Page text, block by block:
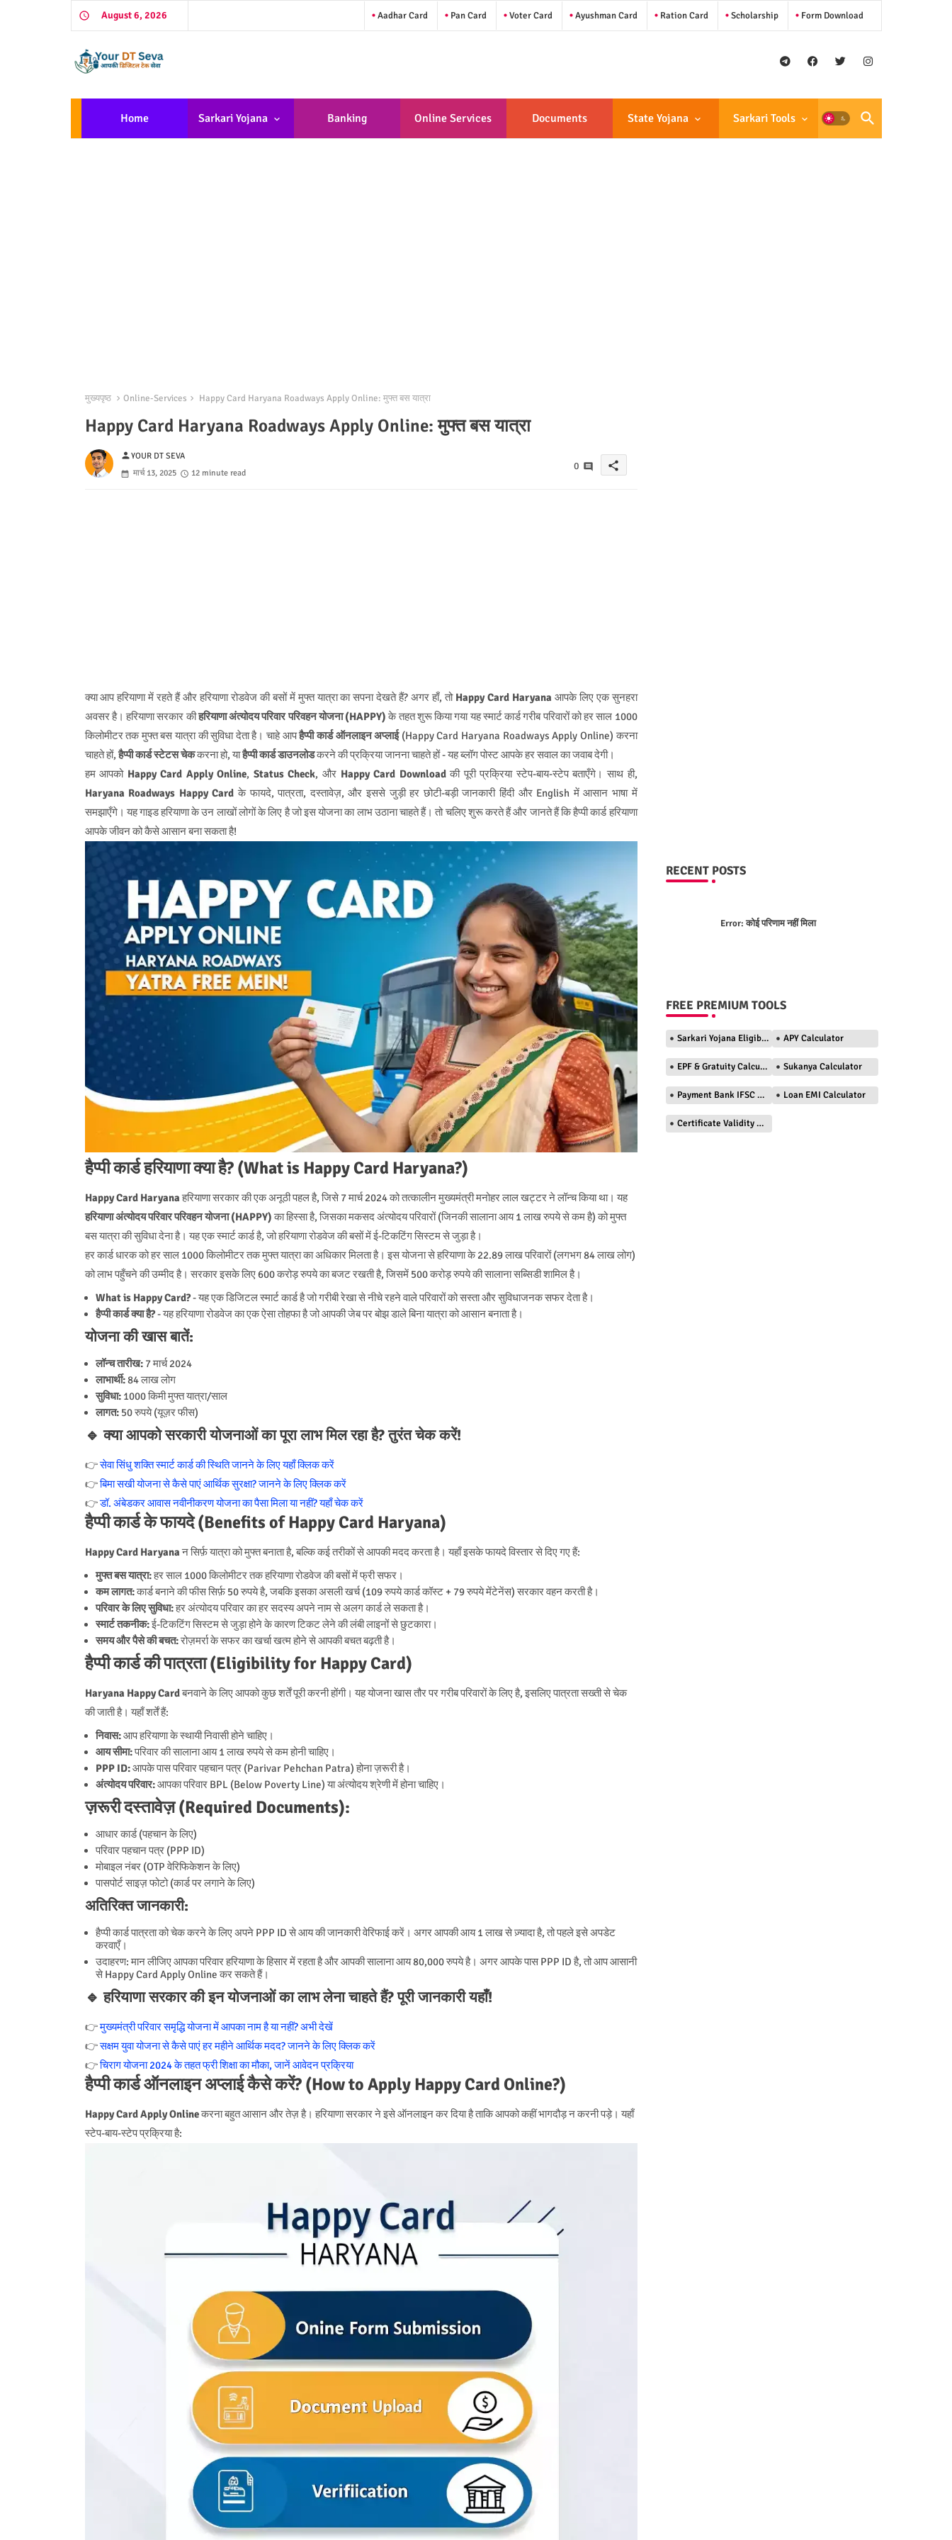
August 6, 2026 Aadhar Card Pan Card Voter Card Ayushman Card Ration Card Scholarship Form Download
Home Sarkari Yojana Banking Online Services Documents State Yojana Sarkari Tools
मुख्यपृष्ठ Online-Services Happy Card Haryana Roadways Apply Online: मुफ्त बस यात्रा
Happy Card Haryana Roadways Apply Online: मुफ्त बस यात्रा
personYOUR DT SEVA
मार्च 13, 2025
12 minute read
0 share
क्या आप हरियाणा में रहते हैं और हरियाणा रोडवेज की बसों में मुफ्त यात्रा का सपना देखते हैं? अगर हाँ, तो Happy Card Haryana आपके लिए एक सुनहरा
अवसर है। हरियाणा सरकार कीहरियाणा अंत्योदय परिवार परिवहन योजना (HAPPY)के तहत शुरू किया गया यह स्मार्ट कार्ड गरीब परिवारों को हर साल 1000
किलोमीटर तक मुफ्त बस यात्रा की सुविधा देता है। चाहे आपहैप्पी कार्ड ऑनलाइन अप्लाई(Happy Card Haryana Roadways Apply Online) करना
चाहते हों,हैप्पी कार्ड स्टेटस चेककरना हो, याहैप्पी कार्ड डाउनलोडकरने की प्रक्रिया जानना चाहते हों - यह ब्लॉग पोस्ट आपके हर सवाल का जवाब देगी।
हम आपको Happy Card Apply Online, Status Check, और Happy Card Downloadकी पूरी प्रक्रिया स्टेप-बाय-स्टेप बताएँगे। साथ ही,
Haryana Roadways Happy Card के फायदे, पात्रता, दस्तावेज़, और इससे जुड़ी हर छोटी-बड़ी जानकारी हिंदी और English में आसान भाषा में
समझाएँगे। यह गाइड हरियाणा के उन लाखों लोगों के लिए है जो इस योजना का लाभ उठाना चाहते हैं। तो चलिए शुरू करते हैं और जानते हैं कि हैप्पी कार्ड हरियाणा
आपके जीवन को कैसे आसान बना सकता है!
हैप्पी कार्ड हरियाणा क्या है? (What is Happy Card Haryana?)
Happy Card Haryanaहरियाणा सरकार की एक अनूठी पहल है, जिसे 7 मार्च 2024 को तत्कालीन मुख्यमंत्री मनोहर लाल खट्टर ने लॉन्च किया था। यह
हरियाणा अंत्योदय परिवार परिवहन योजना (HAPPY)का हिस्सा है, जिसका मकसद अंत्योदय परिवारों (जिनकी सालाना आय 1 लाख रुपये से कम है) को मुफ्त
बस यात्रा की सुविधा देना है। यह एक स्मार्ट कार्ड है, जो हरियाणा रोडवेज की बसों में ई-टिकटिंग सिस्टम से जुड़ा है।
हर कार्ड धारक को हर साल 1000 किलोमीटर तक मुफ्त यात्रा का अधिकार मिलता है। इस योजना से हरियाणा के 22.89 लाख परिवारों (लगभग 84 लाख लोग)
को लाभ पहुँचने की उम्मीद है। सरकार इसके लिए 600 करोड़ रुपये का बजट रखती है, जिसमें 500 करोड़ रुपये की सालाना सब्सिडी शामिल है।
What is Happy Card?- यह एक डिजिटल स्मार्ट कार्ड है जो गरीबी रेखा से नीचे रहने वाले परिवारों को सस्ता और सुविधाजनक सफर देता है।
हैप्पी कार्ड क्या है?- यह हरियाणा रोडवेज का एक ऐसा तोहफा है जो आपकी जेब पर बोझ डाले बिना यात्रा को आसान बनाता है।
योजना की खास बातें:
लॉन्च तारीख:7 मार्च 2024
लाभार्थी:84 लाख लोग
सुविधा:1000 किमी मुफ्त यात्रा/साल
लागत:50 रुपये (यूज़र फीस)
🔹क्या आपको सरकारी योजनाओं का पूरा लाभ मिल रहा है? तुरंत चेक करें!
👉सेवा सिंधु शक्ति स्मार्ट कार्ड की स्थिति जानने के लिए यहाँ क्लिक करें
👉बिमा सखी योजना से कैसे पाएं आर्थिक सुरक्षा? जानने के लिए क्लिक करें
👉डॉ. अंबेडकर आवास नवीनीकरण योजना का पैसा मिला या नहीं? यहाँ चेक करें
हैप्पी कार्ड के फायदे (Benefits of Happy Card Haryana)
Happy Card Haryanaन सिर्फ़ यात्रा को मुफ्त बनाता है, बल्कि कई तरीकों से आपकी मदद करता है। यहाँ इसके फायदे विस्तार से दिए गए हैं:
मुफ्त बस यात्रा:हर साल 1000 किलोमीटर तक हरियाणा रोडवेज की बसों में फ्री सफर।
कम लागत:कार्ड बनाने की फीस सिर्फ़ 50 रुपये है, जबकि इसका असली खर्च (109 रुपये कार्ड कॉस्ट + 79 रुपये मेंटेनेंस) सरकार वहन करती है।
परिवार के लिए सुविधा:हर अंत्योदय परिवार का हर सदस्य अपने नाम से अलग कार्ड ले सकता है।
स्मार्ट तकनीक:ई-टिकटिंग सिस्टम से जुड़ा होने के कारण टिकट लेने की लंबी लाइनों से छुटकारा।
समय और पैसे की बचत:रोज़मर्रा के सफर का खर्चा खत्म होने से आपकी बचत बढ़ती है।
हैप्पी कार्ड की पात्रता (Eligibility for Happy Card)
Haryana Happy Cardबनवाने के लिए आपको कुछ शर्तें पूरी करनी होंगी। यह योजना खास तौर पर गरीब परिवारों के लिए है, इसलिए पात्रता सख्ती से चेक
की जाती है। यहाँ शर्तें हैं:
निवास:आप हरियाणा के स्थायी निवासी होने चाहिए।
आय सीमा:परिवार की सालाना आय 1 लाख रुपये से कम होनी चाहिए।
PPP ID:आपके पास परिवार पहचान पत्र (Parivar Pehchan Patra) होना ज़रूरी है।
अंत्योदय परिवार:आपका परिवार BPL (Below Poverty Line) या अंत्योदय श्रेणी में होना चाहिए।
ज़रूरी दस्तावेज़ (Required Documents):
आधार कार्ड (पहचान के लिए)
परिवार पहचान पत्र (PPP ID)
मोबाइल नंबर (OTP वेरिफिकेशन के लिए)
पासपोर्ट साइज़ फोटो (कार्ड पर लगाने के लिए)
अतिरिक्त जानकारी:
हैप्पी कार्ड पात्रता को चेक करने के लिए अपने PPP ID से आय की जानकारी वेरिफाई करें। अगर आपकी आय 1 लाख से ज़्यादा है, तो पहले इसे अपडेट
करवाएँ।
उदाहरण: मान लीजिए आपका परिवार हरियाणा के हिसार में रहता है और आपकी सालाना आय 80,000 रुपये है। अगर आपके पास PPP ID है, तो आप आसानी
से Happy Card Apply Online कर सकते हैं।
🔹हरियाणा सरकार की इन योजनाओं का लाभ लेना चाहते हैं? पूरी जानकारी यहाँ!
👉मुख्यमंत्री परिवार समृद्धि योजना में आपका नाम है या नहीं? अभी देखें
👉सक्षम युवा योजना से कैसे पाएं हर महीने आर्थिक मदद? जानने के लिए क्लिक करें
👉चिराग योजना 2024 के तहत फ्री शिक्षा का मौका, जानें आवेदन प्रक्रिया
हैप्पी कार्ड ऑनलाइन अप्लाई कैसे करें? (How to Apply Happy Card Online?)
Happy Card Apply Onlineकरना बहुत आसान और तेज़ है। हरियाणा सरकार ने इसे ऑनलाइन कर दिया है ताकि आपको कहीं भागदौड़ न करनी पड़े। यहाँ
स्टेप-बाय-स्टेप प्रक्रिया है:
RECENT POSTS
Error:कोई परिणाम नहीं मिला
FREE PREMIUM TOOLS
Sarkari Yojana Eligibility Checker APY Calculator
EPF & Gratuity Calculator Sukanya Calculator
Payment Bank IFSC Finder Loan EMI Calculator
Certificate Validity Checker